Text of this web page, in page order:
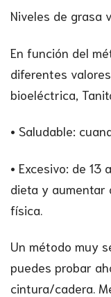
Niveles de grasa
En función del
diferentes
bioeléctrica,
• Saludable:
• Excesivo: de
dieta y aumentar
física.
Un método muy
puedes probar
cintura/cadera.